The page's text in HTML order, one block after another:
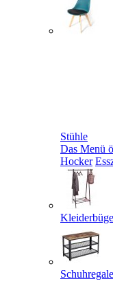
Stühle
Das Menü
Hocker
Schuhregale